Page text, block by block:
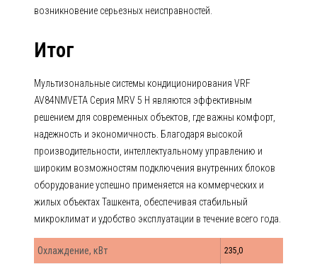
возникновение серьезных неисправностей.
Итог
Мультизональные системы кондиционирования VRF
AV84NMVETA Серия MRV 5 H являются эффективным
решением для современных объектов, где важны комфорт,
надежность и экономичность. Благодаря высокой
производительности, интеллектуальному управлению и
широким возможностям подключения внутренних блоков
оборудование успешно применяется на коммерческих и
жилых объектах Ташкента, обеспечивая стабильный
микроклимат и удобство эксплуатации в течение всего года.
Охлаждение, кВт 235,0